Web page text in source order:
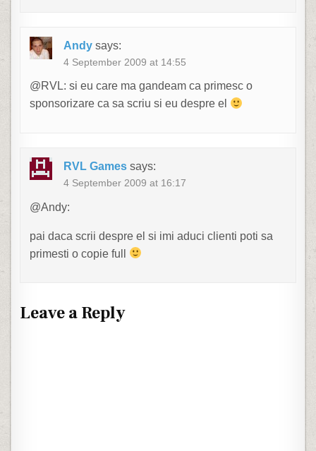
Andy says:
4 September 2009 at 14:55
@RVL: si eu care ma gandeam ca primesc o
sponsorizare ca sa scriu si eu despre el
RVL Games says:
4 September 2009 at 16:17
@Andy:
pai daca scrii despre el si imi aduci clienti poti sa
primesti o copie full
Leave a Reply